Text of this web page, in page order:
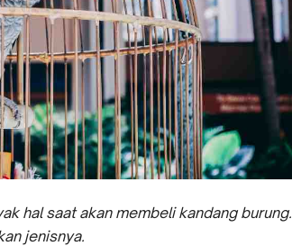
hal saat akan membeli kandang burung.
jenisnya.